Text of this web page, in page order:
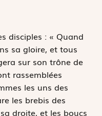
disciples : « Quand
sa gloire, et tous
sur son trône de
rassemblées
les uns des
les brebis des
droite, et les boucs